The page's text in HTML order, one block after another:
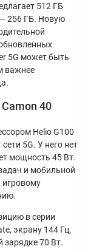
512 ГБ
— 256 ГБ. Новую
5G может быть
важнее
40
Helio G100
5G. У него нет
мощность 45 Вт.
и мобильной
в серии
экрану 144 Гц,
70 Вт.